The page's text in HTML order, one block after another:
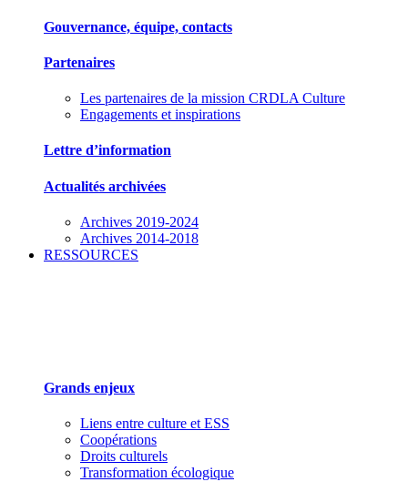
Gouvernance, équipe, contacts
Partenaires
Les partenaires de la mission CRDLA Culture
Engagements et inspirations
Lettre d’information
Actualités archivées
Archives 2019-2024
Archives 2014-2018
RESSOURCES
Grands enjeux
Liens entre culture et ESS
Coopérations
Droits culturels
Transformation écologique